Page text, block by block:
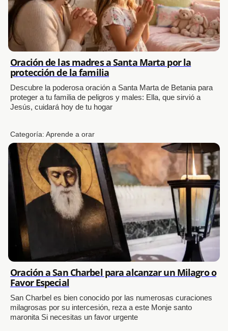
Oración de las madres a Santa Marta por la
protección de la familia
Descubre la poderosa oración a Santa Marta de Betania para
proteger a tu familia de peligros y males: Ella, que sirvió a
Jesús, cuidará hoy de tu hogar
Categoría:Aprende a orar
Oración a San Charbel para alcanzar un Milagro o
Favor Especial
San Charbel es bien conocido por las numerosas curaciones
milagrosas por su intercesión, reza a este Monje santo
maronita Si necesitas un favor urgente